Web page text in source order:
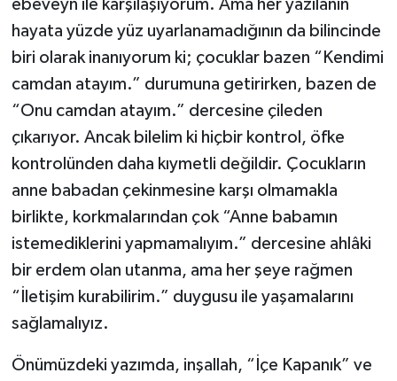
ebeveyn ile karşılaşıyorum. Ama her yazılanın
hayata yüzde yüz uyarlanamadığının da bilincinde
biri olarak inanıyorum ki; çocuklar bazen “Kendimi
camdan atayım.” durumuna getirirken, bazen de
“Onu camdan atayım.” dercesine çileden
çıkarıyor. Ancak bilelim ki hiçbir kontrol, öfke
kontrolünden daha kıymetli değildir. Çocukların
anne babadan çekinmesine karşı olmamakla
birlikte, korkmalarından çok “Anne babamın
istemediklerini yapmamalıyım.” dercesine ahlâki
bir erdem olan utanma, ama her şeye rağmen
“İletişim kurabilirim.” duygusu ile yaşamalarını
sağlamalıyız.
Önümüzdeki yazımda, inşallah, “İçe Kapanık” ve